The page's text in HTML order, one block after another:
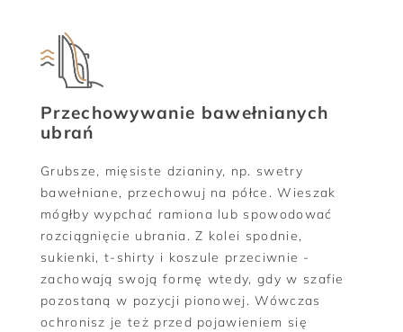
Przechowywanie bawełnianych
ubrań
Grubsze, mięsiste dzianiny, np. swetry
bawełniane, przechowuj na półce. Wieszak
mógłby wypchać ramiona lub spowodować
rozciągnięcie ubrania. Z kolei spodnie,
sukienki, t-shirty i koszule przeciwnie -
zachowają swoją formę wtedy, gdy w szafie
pozostaną w pozycji pionowej. Wówczas
ochronisz je też przed pojawieniem się